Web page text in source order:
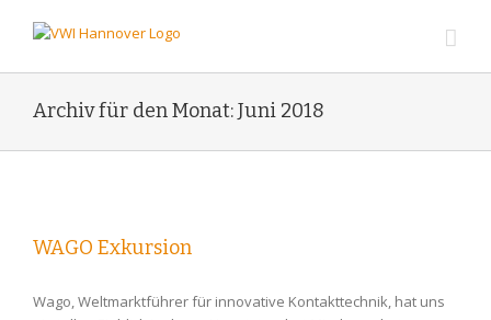
Inhalt
Archiv für den Monat:Juni 2018
WAGO Exkursion
Wago, Weltmarktführer für innovative Kontakttechnik, hat uns